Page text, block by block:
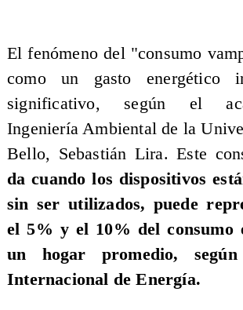
El fenómeno del "consumo
como un gasto energético
significativo, según el
Ingeniería Ambiental de la
Bello, Sebastián Lira. Este
da cuando los dispositivos
sin ser utilizados, puede
el 5% y el 10% del consumo
un hogar promedio,
Internacional de Energía.